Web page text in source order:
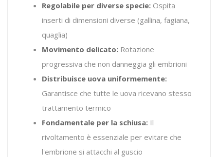
Regolabile per diverse specie: Ospita
inserti di dimensioni diverse (gallina, fagiana,
quaglia)
Movimento delicato: Rotazione
progressiva che non danneggia gli embrioni
Distribuisce uova uniformemente:
Garantisce che tutte le uova ricevano stesso
trattamento termico
Fondamentale per la schiusa: Il
rivoltamento è essenziale per evitare che
l'embrione si attacchi al guscio